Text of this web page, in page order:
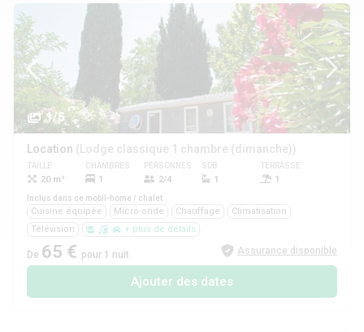
1/5
Location (Lodge classique 1 chambre (dimanche))
TAILLE
20 m²
CHAMBRES
1
PERSONNES
2/4
SDB
1
TERRASSE
1
Inclus dans ce mobil-home / chalet
Cuisine équipée Micro-onde Chauffage
Climatisation
Télévision
+ plus de détails
De 65 € pour 1 nuit Assurance disponible
Ajouter des dates